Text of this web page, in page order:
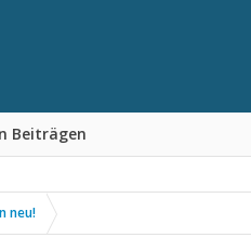
Beiträgen
neu!